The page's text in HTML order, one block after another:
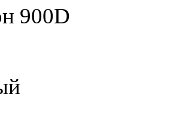
900D